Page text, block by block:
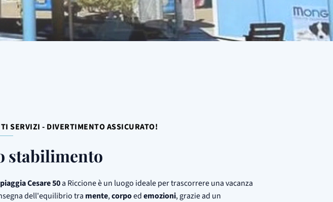
SERVIZI - DIVERTIMENTO ASSICURATO!
stabilimento
Cesare50a Riccione è un luogo ideale per trascorrere una vacanza
dell'equilibrio tra mente,corpoedemozioni, grazie ad un